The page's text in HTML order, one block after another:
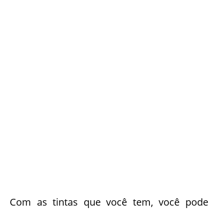
Com as tintas que você tem, você pode